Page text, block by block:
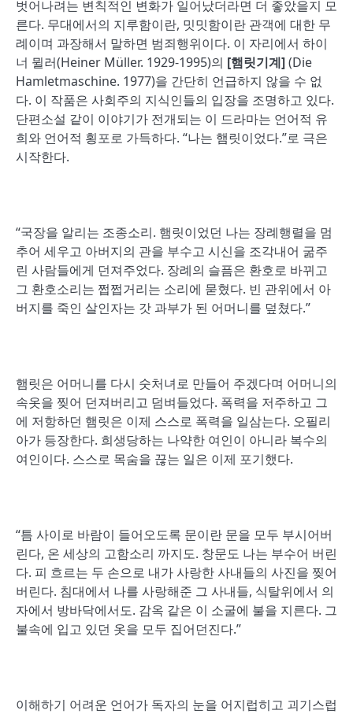
벗어나려는 변칙적인 변화가 일어났더라면 더 좋았을지 모
른다. 무대에서의 지루함이란, 밋밋함이란 관객에 대한 무
례이며 과장해서 말하면 범죄행위이다. 이 자리에서 하이
너 뮐러(Heiner Müller. 1929-1995)의 [햄릿기계](Die
Hamletmaschine. 1977)을 간단히 언급하지 않을 수 없
다. 이 작품은 사회주의 지식인들의 입장을 조명하고 있다.
단편소설 같이 이야기가 전개되는 이 드라마는 언어적 유
희와 언어적 횡포로 가득하다. “나는 햄릿이었다.”로 극은
시작한다.
“국장을 알리는 조종소리. 햄릿이었던 나는 장례행렬을 멈
추어 세우고 아버지의 관을 부수고 시신을 조각내어 굶주
린 사람들에게 던져주었다. 장례의 슬픔은 환호로 바뀌고
그 환호소리는 쩝쩝거리는 소리에 묻혔다. 빈 관위에서 아
버지를 죽인 살인자는 갓 과부가 된 어머니를 덮쳤다.”
햄릿은 어머니를 다시 숫처녀로 만들어 주겠다며 어머니의
속옷을 찢어 던져버리고 덤벼들었다. 폭력을 저주하고 그
에 저항하던 햄릿은 이제 스스로 폭력을 일삼는다. 오필리
아가 등장한다. 희생당하는 나약한 여인이 아니라 복수의
여인이다. 스스로 목숨을 끊는 일은 이제 포기했다.
“틈 사이로 바람이 들어오도록 문이란 문을 모두 부시어버
린다, 온 세상의 고함소리 까지도. 창문도 나는 부수어 버린
다. 피 흐르는 두 손으로 내가 사랑한 사내들의 사진을 찢어
버린다. 침대에서 나를 사랑해준 그 사내들, 식탈위에서 의
자에서 방바닥에서도. 감옥 같은 이 소굴에 불을 지른다. 그
불속에 입고 있던 옷을 모두 집어던진다.”
이해하기 어려운 언어가 독자의 눈을 어지럽히고 괴기스럽